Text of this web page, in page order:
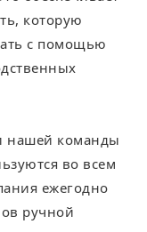
которую
с помощью
нашей команды
во всем
ежегодно
ручной